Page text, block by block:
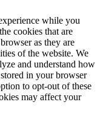
while you
cookies that are
as they are
of the website. We
and understand how
in your browser
to opt-out of these
may affect your